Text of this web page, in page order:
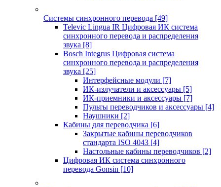
Системы синхронного перевода [49]
Televic Lingua IR Цифровая ИК система
синхронного перевода и распределения
звука [8]
Bosch Integrus Цифровая система
синхронного перевода и распределения
звука [25]
Интерфейсные модули [7]
ИК-излучатели и аксессуары [5]
ИК-приемники и аксессуары [7]
Пульты переводчиков и аксессуары [4]
Наушники [2]
Кабины для переводчика [6]
Закрытые кабины переводчиков
стандарта ISO 4043 [4]
Настольные кабины переводчиков [2]
Цифровая ИК система синхронного
перевода Gonsin [10]